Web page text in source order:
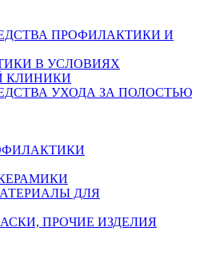
ПРОФИЛАКТИКИ И
В УСЛОВИЯХ
КЛИНИКИ
УХОДА ЗА ПОЛОСТЬЮ
ДЛЯ
ПРОЧИЕ ИЗДЕЛИЯ